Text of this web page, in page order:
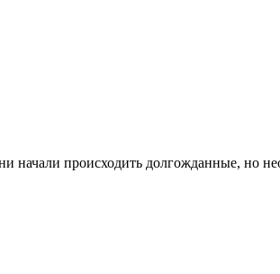
происходить долгожданные, но